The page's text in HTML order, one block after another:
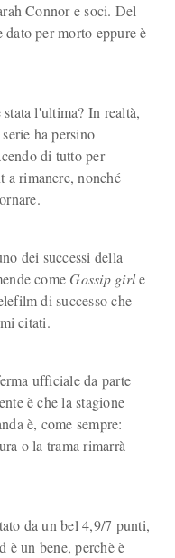
Connor e soci. Del
dato per morto eppure è
stata l'ultima? In realtà,
ha persino
di tutto per
a rimanere, nonché
dei successi della
come Gossip girle
di successo che
citati.
ufficiale da parte
è che la stagione
è, come sempre:
o la trama rimarrà
da un bel 4,9/7 punti,
è un bene, perchè è